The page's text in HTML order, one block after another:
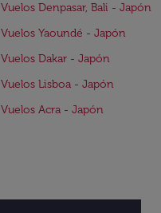
Vuelos Denpasar, Bali - Japón
Vuelos Yaoundé - Japón
Vuelos Dakar - Japón
Vuelos Lisboa - Japón
Vuelos Acra - Japón